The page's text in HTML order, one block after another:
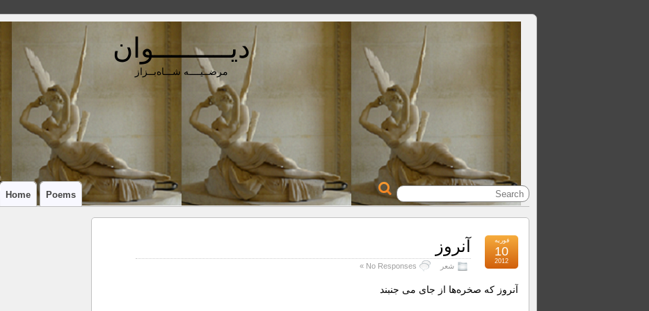
دیـــــــــوان
مرضــیــــه شـــاه‌بــزاز
Poems
Home
آنروز
شعر No Responses »
فوریه
10
2012
آنروز که صخره‌ها از جای می جنبند